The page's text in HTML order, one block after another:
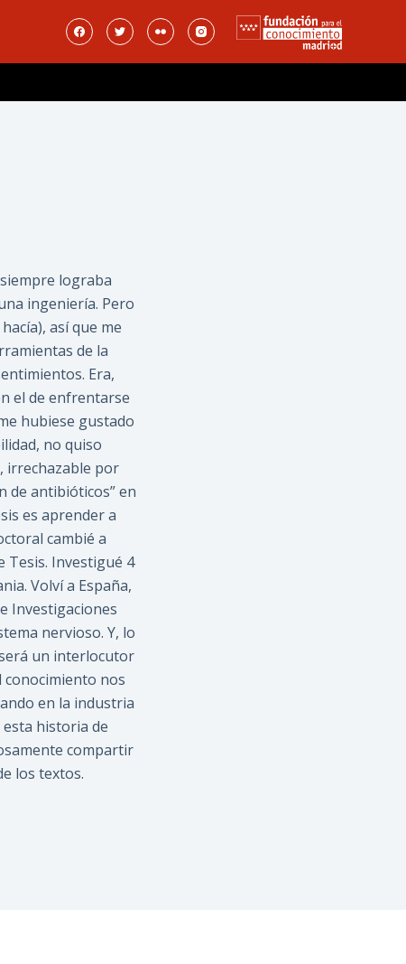
lograba
ingeniería. Pero
así que me
de la
Era,
el de enfrentarse
hubiese gustado
no quiso
irrechazable por
de antibióticos” en
es aprender a
cambié a
Tesis. Investigué 4
Volví a España,
Investigaciones
nervioso. Y, lo
un interlocutor
nos
en la industria
historia de
compartir
los textos.